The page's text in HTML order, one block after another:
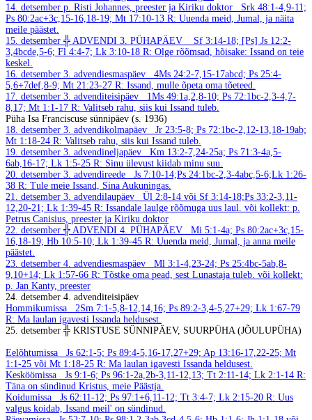
14. detsember p. Risti Johannes, preester ja Kiriku doktor
Srk 48:1-4,9-11;
Ps 80:2ac+3c,15-16,18-19; Mt 17:10-13 R: Uuenda meid, Jumal, ja näita
meile päästet.
15. detsember ╬ ADVENDI 3. PÜHAPÄEV
Sf 3:14-18; [Ps] Js 12:2-
3,4bcde,5-6; Fl 4:4-7; Lk 3:10-18 R: Olge rõõmsad, hõisake: Issand on teie
keskel.
16. detsember 3. advendiesmaspäev
4Ms 24:2-7,15-17abcd; Ps 25:4-
5,6+7def,8-9; Mt 21:23-27 R: Issand, mulle õpeta oma tõeteed.
17. detsember 3. advenditeisipäev
1Ms 49:1a,2,8-10; Ps 72:1bc-2,3-4,7-
8,17; Mt 1:1-17 R: Valitseb rahu, siis kui Issand tuleb.
Püha Isa Franciscuse sünnipäev (s. 1936)
18. detsember 3. advendikolmapäev
Jr 23:5-8; Ps 72:1bc-2,12-13,18-19ab;
Mt 1:18-24 R: Valitseb rahu, siis kui Issand tuleb.
19. detsember 3. advendineljapäev
Km 13:2-7,24-25a; Ps 71:3-4a,5-
6ab,16-17; Lk 1:5-25 R: Sinu ülevust kiidab minu suu.
20. detsember 3. advendireede
Js 7:10-14;Ps 24:1bc-2,3-4abc,5-6;Lk 1:26-
38 R: Tule meie Issand, Sina Aukuningas.
21. detsember 3. advendilaupäev
Ül 2:8-14 või Sf 3:14-18;Ps 33:2-3,11-
12,20-21; Lk 1:39-45 R: Issandale laulge rõõmuga uus laul. või kollekt: p.
Petrus Canisius, preester ja Kiriku doktor
22. detsember ╬ ADVENDI 4. PÜHAPÄEV
Mi 5:1-4a; Ps 80:2ac+3c,15-
16,18-19; Hb 10:5-10; Lk 1:39-45 R: Uuenda meid, Jumal, ja anna meile
päästet.
23. detsember 4. advendiesmaspäev
Ml 3:1-4,23-24; Ps 25:4bc-5ab,8-
9,10+14; Lk 1:57-66 R: Tõstke oma pead, sest Lunastaja tuleb. või kollekt:
p. Jan Kanty, preester
24. detsember 4. advenditeisipäev
Hommikumissa
2Sm 7:1-5,8-12,14,16; Ps 89:2-3,4-5,27+29; Lk 1:67-79
R: Ma laulan igavesti Issanda heldusest.
25. detsember ╬ KRISTUSE SÜNNIPÄEV, SUURPÜHA (JÕULUPÜHA)
Eelõhtumissa
Js 62:1-5; Ps 89:4-5,16-17,27+29; Ap 13:16-17,22-25; Mt
1:1-25 või Mt 1:18-25 R: Ma laulan igavesti Issanda heldusest.
Kesköömissa
Js 9:1-6; Ps 96:1-2a,2b-3,11-12,13; Tt 2:11-14; Lk 2:1-14 R:
Täna on sündinud Kristus, meie Päästja.
Koidumissa
Js 62:11-12; Ps 97:1+6,11-12; Tt 3:4-7; Lk 2:15-20 R: Uus
valgus koidab, Issand meil' on sündinud.